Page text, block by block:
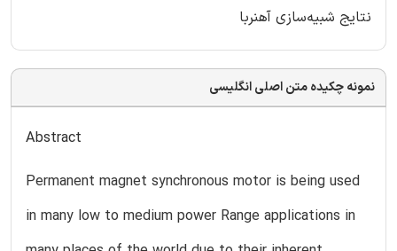
نتایج شبیه‌سازی آهنربا
نمونه چکیده متن اصلی انگلیسی
Abstract
Permanent magnet synchronous motor is being used
in many low to medium power Range applications in